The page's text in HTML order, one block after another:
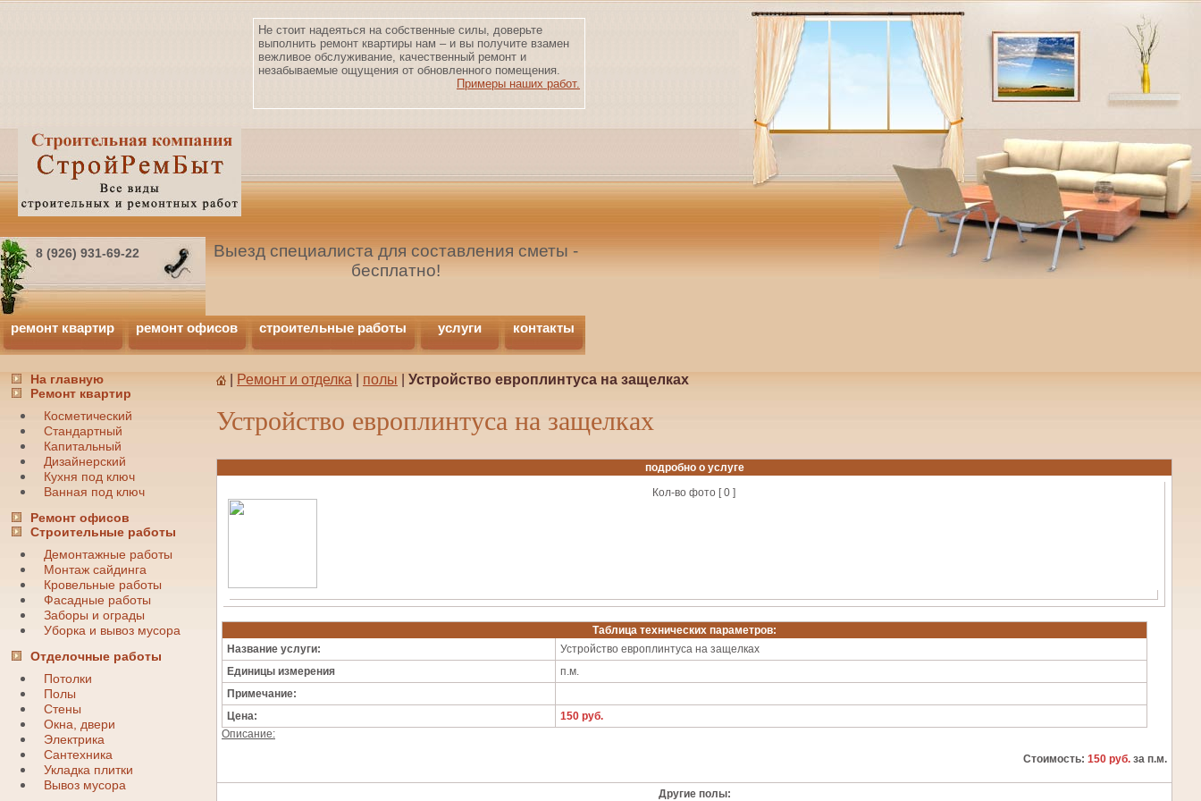
Не стоит надеяться на собственные силы, доверьте
выполнить ремонт квартиры нам – и вы получите взамен
вежливое обслуживание, качественный ремонт и
незабываемые ощущения от обновленного помещения.
Примеры наших работ.
8 (926) 931-69-22
Выезд специалиста для составления сметы -
бесплатно!
ремонт квартир ремонт офисов строительные работы услуги контакты
На главную
Ремонт квартир
Косметический
Стандартный
Капитальный
Дизайнерский
Кухня под ключ
Ванная под ключ
Ремонт офисов
Строительные работы
Демонтажные работы
Монтаж сайдинга
Кровельные работы
Фасадные работы
Заборы и ограды
Уборка и вывоз мусора
Отделочные работы
Потолки
Полы
Стены
Окна, двери
Электрика
Сантехника
Укладка плитки
Вывоз мусора
Ремонт и отделка полы Устройство европлинтуса на защелках
Устройство европлинтуса на защелках
подробно о услуге
Кол-во фото [ 0 ]
Таблица технических параметров:
Название услуги:
Устройство европлинтуса на защелках
Единицы измерения
п.м.
Примечание:
Цена:
150 руб.
Описание:
Стоимость: 150 руб. за п.м.
Другие полы: